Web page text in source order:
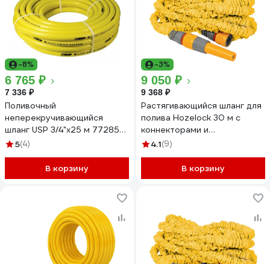
-8%
6 765 ₽
7 336 ₽
Поливочный
неперекручивающийся
шланг USP 3/4"x25 м 77285-
155(4)
В корзину
-3%
9 050 ₽
9 368 ₽
Растягивающийся шланг для
полива Hozelock 30 м с
коннекторами и
наконечником для шланга
4.1(9)
В корзину